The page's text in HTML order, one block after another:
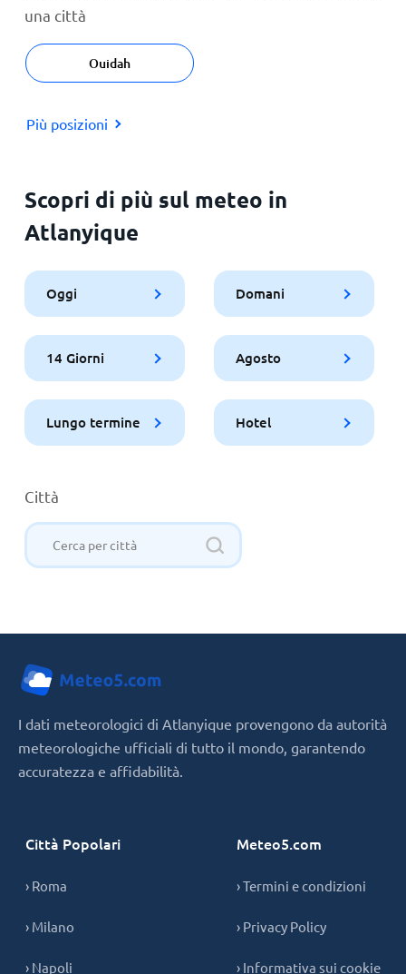
una città
Ouidah
Più posizioni
Scopri di più sul meteo in
Atlanyique
Oggi Domani
14 Giorni Agosto
Lungo termine Hotel
Città
I dati meteorologici di Atlanyique provengono da autorità
meteorologiche ufficiali di tutto il mondo, garantendo
accuratezza e affidabilità.
Città Popolari
› Roma
› Milano
› Napoli
Meteo5.com
› Termini e condizioni
› Privacy Policy
› Informativa sui cookie